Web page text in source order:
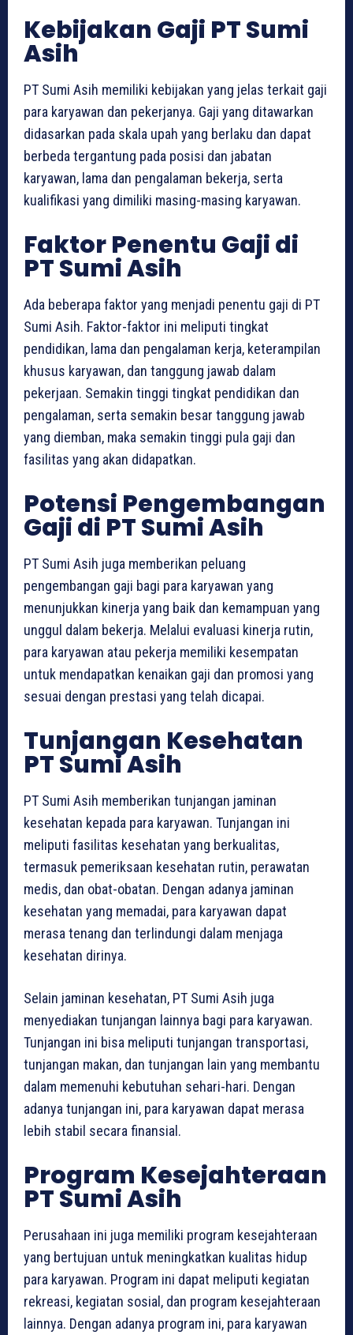
Kebijakan Gaji PT Sumi
Asih
PT Sumi Asih memiliki kebijakan yang jelas terkait gaji
para karyawan dan pekerjanya. Gaji yang ditawarkan
didasarkan pada skala upah yang berlaku dan dapat
berbeda tergantung pada posisi dan jabatan
karyawan, lama dan pengalaman bekerja, serta
kualifikasi yang dimiliki masing-masing karyawan.
Faktor Penentu Gaji di
PT Sumi Asih
Ada beberapa faktor yang menjadi penentu gaji di PT
Sumi Asih. Faktor-faktor ini meliputi tingkat
pendidikan, lama dan pengalaman kerja, keterampilan
khusus karyawan, dan tanggung jawab dalam
pekerjaan. Semakin tinggi tingkat pendidikan dan
pengalaman, serta semakin besar tanggung jawab
yang diemban, maka semakin tinggi pula gaji dan
fasilitas yang akan didapatkan.
Potensi Pengembangan
Gaji di PT Sumi Asih
PT Sumi Asih juga memberikan peluang
pengembangan gaji bagi para karyawan yang
menunjukkan kinerja yang baik dan kemampuan yang
unggul dalam bekerja. Melalui evaluasi kinerja rutin,
para karyawan atau pekerja memiliki kesempatan
untuk mendapatkan kenaikan gaji dan promosi yang
sesuai dengan prestasi yang telah dicapai.
Tunjangan Kesehatan
PT Sumi Asih
PT Sumi Asih memberikan tunjangan jaminan
kesehatan kepada para karyawan. Tunjangan ini
meliputi fasilitas kesehatan yang berkualitas,
termasuk pemeriksaan kesehatan rutin, perawatan
medis, dan obat-obatan. Dengan adanya jaminan
kesehatan yang memadai, para karyawan dapat
merasa tenang dan terlindungi dalam menjaga
kesehatan dirinya.
Selain jaminan kesehatan, PT Sumi Asih juga
menyediakan tunjangan lainnya bagi para karyawan.
Tunjangan ini bisa meliputi tunjangan transportasi,
tunjangan makan, dan tunjangan lain yang membantu
dalam memenuhi kebutuhan sehari-hari. Dengan
adanya tunjangan ini, para karyawan dapat merasa
lebih stabil secara finansial.
Program Kesejahteraan
PT Sumi Asih
Perusahaan ini juga memiliki program kesejahteraan
yang bertujuan untuk meningkatkan kualitas hidup
para karyawan. Program ini dapat meliputi kegiatan
rekreasi, kegiatan sosial, dan program kesejahteraan
lainnya. Dengan adanya program ini, para karyawan